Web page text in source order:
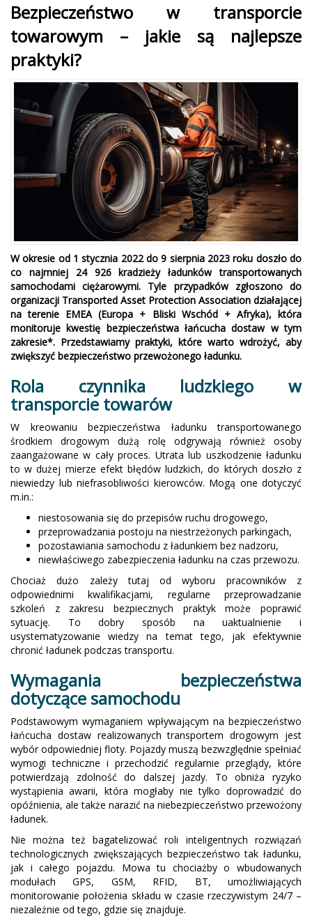
Bezpieczeństwo w transporcie
towarowym – jakie są najlepsze
praktyki?
W okresie od 1 stycznia 2022 do 9 sierpnia 2023 roku doszło do
co najmniej 24 926 kradzieży ładunków transportowanych
samochodami ciężarowymi. Tyle przypadków zgłoszono do
organizacji Transported Asset Protection Association działającej
na terenie EMEA (Europa + Bliski Wschód + Afryka), która
monitoruje kwestię bezpieczeństwa łańcucha dostaw w tym
zakresie*. Przedstawiamy praktyki, które warto wdrożyć, aby
zwiększyć bezpieczeństwo przewożonego ładunku.
Rola czynnika ludzkiego w
transporcie towarów
W kreowaniu bezpieczeństwa ładunku transportowanego
środkiem drogowym dużą rolę odgrywają również osoby
zaangażowane w cały proces. Utrata lub uszkodzenie ładunku
to w dużej mierze efekt błędów ludzkich, do których doszło z
niewiedzy lub niefrasobliwości kierowców. Mogą one dotyczyć
m.in.:
niestosowania się do przepisów ruchu drogowego,
przeprowadzania postoju na niestrzeżonych parkingach,
pozostawiania samochodu z ładunkiem bez nadzoru,
niewłaściwego zabezpieczenia ładunku na czas przewozu.
Chociaż dużo zależy tutaj od wyboru pracowników z
odpowiednimi kwalifikacjami, regularne przeprowadzanie
szkoleń z zakresu bezpiecznych praktyk może poprawić
sytuację. To dobry sposób na uaktualnienie i
usystematyzowanie wiedzy na temat tego, jak efektywnie
chronić ładunek podczas transportu.
Wymagania bezpieczeństwa
dotyczące samochodu
Podstawowym wymaganiem wpływającym na bezpieczeństwo
łańcucha dostaw realizowanych transportem drogowym jest
wybór odpowiedniej floty. Pojazdy muszą bezwzględnie spełniać
wymogi techniczne i przechodzić regularnie przeglądy, które
potwierdzają zdolność do dalszej jazdy. To obniża ryzyko
wystąpienia awarii, która mogłaby nie tylko doprowadzić do
opóźnienia, ale także narazić na niebezpieczeństwo przewożony
ładunek.
Nie można też bagatelizować roli inteligentnych rozwiązań
technologicznych zwiększających bezpieczeństwo tak ładunku,
jak i całego pojazdu. Mowa tu chociażby o wbudowanych
modułach GPS, GSM, RFID, BT, umożliwiających
monitorowanie położenia składu w czasie rzeczywistym 24/7 –
niezależnie od tego, gdzie się znajduje.